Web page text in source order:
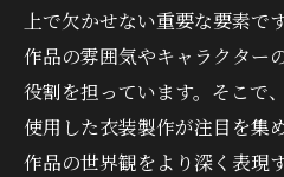
上で欠かせない重要な要素で
作品の雰囲気やキャラクター
役割を担っています。そこで
使用した衣装製作が注目を集
作品の世界観をより深く表現